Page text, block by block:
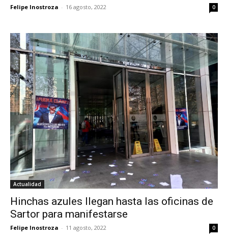
Felipe Inostroza - 16 agosto, 2022 0
Actualidad
Hinchas azules llegan hasta las oficinas de
Sartor para manifestarse
Felipe Inostroza - 11 agosto, 2022 0